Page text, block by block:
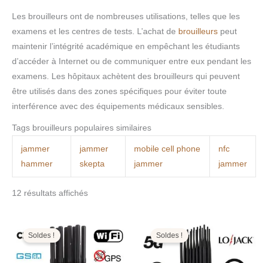
Les brouilleurs ont de nombreuses utilisations, telles que les
examens et les centres de tests. L’achat de brouilleurs peut
maintenir l’intégrité académique en empêchant les étudiants
d’accéder à Internet ou de communiquer entre eux pendant les
examens. Les hôpitaux achètent des brouilleurs qui peuvent
être utilisés dans des zones spécifiques pour éviter toute
interférence avec des équipements médicaux sensibles.
Tags brouilleurs populaires similaires
jammer
hammer
jammer
skepta
mobile cell phone
jammer
nfc
jammer
12 résultats affichés
Soldes !
prix
initial
était :
499,00€.
prix
actuel
est :
199,99€.
Soldes !initial
était :
1.599,00€.
prix
actuel
est :
799,99€.